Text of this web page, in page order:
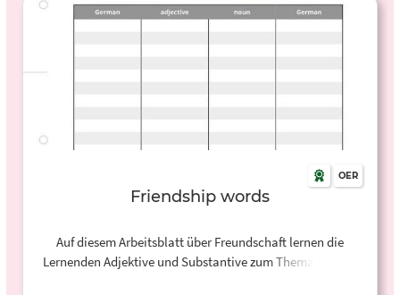
OER
Friendship words
Auf diesem Arbeitsblatt über Freundschaft lernen die
Lernenden Adjektive und Substantive zum Thema kennen